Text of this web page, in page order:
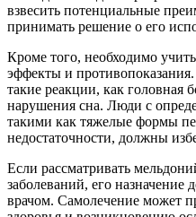
взвесить потенциальные
принимать решение о его
Кроме того, необходимо
эффекты и
такие реакции, как головная
нарушения сна. Люди с
такими как тяжелые формы
недостаточности, должны
Если рассматривать
заболеваний, его назначение
врачом. Самолечение может